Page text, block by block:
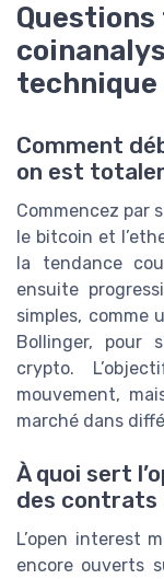
Comment
on est
Commencez par
le bitcoin et
la tendance
ensuite
simples, comme
Bollinger, pour
crypto.
mouvement,
marché dans
À quoi sert
des contrats
L’open interest
encore ouverts